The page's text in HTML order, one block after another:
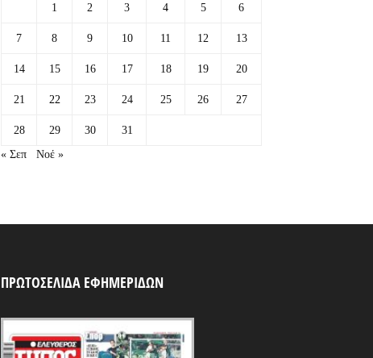
1 2 3 4 5 6
7 8 9 10 11 12 13
14 15 16 17 18 19 20
21 22 23 24 25 26 27
28 29 30
31
« Σεπ
Νοέ »
ΠΡΩΤΟΣΕΛΙΔΑ ΕΦΗΜΕΡΙΔΩΝ